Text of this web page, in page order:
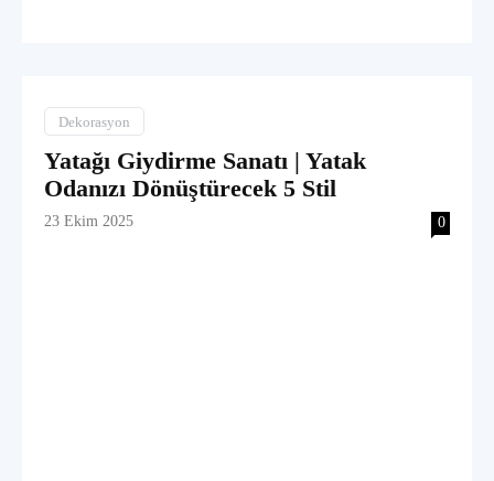
Dekorasyon
Yatağı Giydirme Sanatı | Yatak
Odanızı Dönüştürecek 5 Stil
23 Ekim 2025 0